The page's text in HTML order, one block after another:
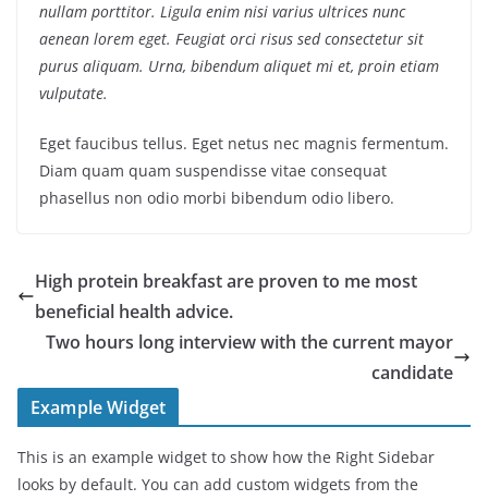
nullam porttitor. Ligula enim nisi varius ultrices nunc
aenean lorem eget. Feugiat orci risus sed consectetur sit
purus aliquam. Urna, bibendum aliquet mi et, proin etiam
vulputate.
Eget faucibus tellus. Eget netus nec magnis fermentum.
Diam quam quam suspendisse vitae consequat
phasellus non odio morbi bibendum odio libero.
High protein breakfast are proven to me most
beneficial health advice.
Two hours long interview with the current mayor
candidate
Example Widget
This is an example widget to show how the Right Sidebar
looks by default. You can add custom widgets from the